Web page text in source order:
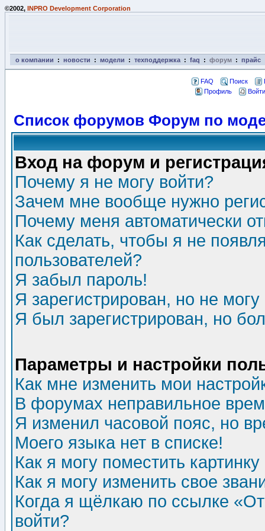
©2002, INPRO Development Corporation
о компании : новости : модели : техподдержка : faq : форум : прайс
FAQ Поиск
Профиль
Список форумов Форум по
Вход на форум и
Почему я не могу войти?
Зачем мне вообще нужно
Почему меня автоматически
Как сделать, чтобы я не
пользователей?
Я забыл пароль!
Я зарегистрирован, но не могу
Я был зарегистрирован, но
Параметры и настройки
Как мне изменить мои
В форумах неправильное
Я изменил часовой пояс, но
Моего языка нет в списке!
Как я могу поместить
Как я могу изменить свое
Когда я щёлкаю по ссылке
войти?